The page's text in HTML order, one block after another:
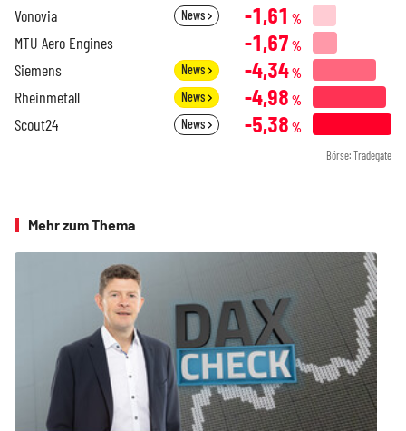
Vonovia News -1,61 %
MTU Aero Engines -1,67 %
Siemens News -4,34%
Rheinmetall News -4,98 %
Scout24 News -5,38 %
Börse: Tradegate
Mehr zum Thema